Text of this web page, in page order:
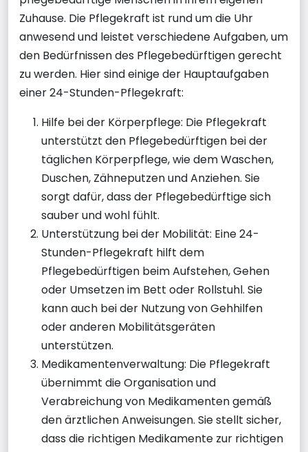
Zuhause. Die Pflegekraft ist rund um die Uhr
anwesend und leistet verschiedene Aufgaben, um
den Bedürfnissen des Pflegebedürftigen gerecht
zu werden. Hier sind einige der Hauptaufgaben
einer 24-Stunden-Pflegekraft:
Hilfe bei der Körperpflege: Die Pflegekraft
unterstützt den Pflegebedürftigen bei der
täglichen Körperpflege, wie dem Waschen,
Duschen, Zähneputzen und Anziehen. Sie
sorgt dafür, dass der Pflegebedürftige sich
sauber und wohl fühlt.
Unterstützung bei der Mobilität: Eine 24-
Stunden-Pflegekraft hilft dem
Pflegebedürftigen beim Aufstehen, Gehen
oder Umsetzen im Bett oder Rollstuhl. Sie
kann auch bei der Nutzung von Gehhilfen
oder anderen Mobilitätsgeräten
unterstützen.
Medikamentenverwaltung: Die Pflegekraft
übernimmt die Organisation und
Verabreichung von Medikamenten gemäß
den ärztlichen Anweisungen. Sie stellt sicher,
dass die richtigen Medikamente zur richtigen